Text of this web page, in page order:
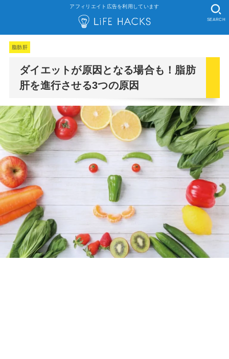
アフィリエイト広告を利用しています
SEARCH
脂肪肝
ダイエットが原因となる場合も！脂肪
肝を進行させる3つの原因